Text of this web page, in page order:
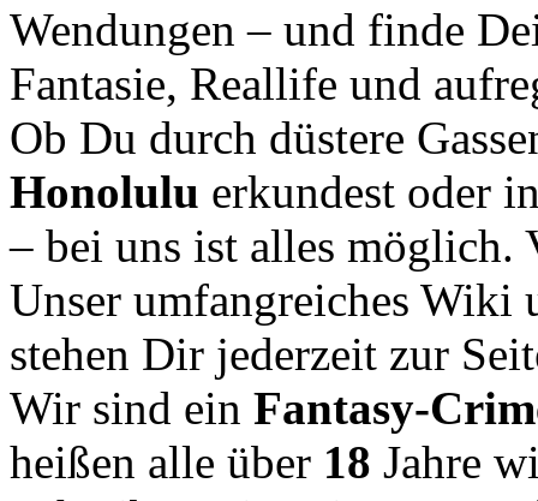
Wendungen – und finde
Fantasie, Reallife und
Ob Du durch düstere
Honolulu erkundest oder
– bei uns ist alles möglich.
Unser umfangreiches Wiki
stehen Dir jederzeit zur
Wir sind ein Fantasy-
heißen alle über 18 Jahre